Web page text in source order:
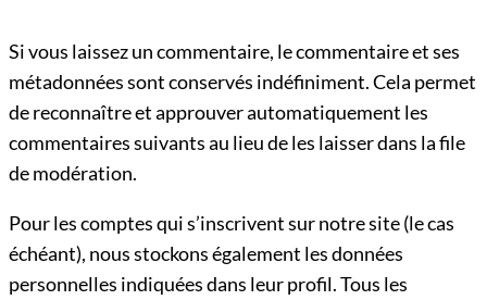
Si vous laissez un commentaire, le commentaire et ses
métadonnées sont conservés indéfiniment. Cela permet
de reconnaître et approuver automatiquement les
commentaires suivants au lieu de les laisser dans la file
de modération.
Pour les comptes qui s’inscrivent sur notre site (le cas
échéant), nous stockons également les données
personnelles indiquées dans leur profil. Tous les